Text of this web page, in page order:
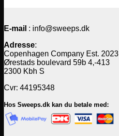
E-mail : info@sweeps.dk
Adresse:
Copenhagen Company Est. 2023
Ørestads boulevard 59b 4,-413
2300 Kbh S
Cvr: 44195348
Hos Sweeps.dk kan du betale med: